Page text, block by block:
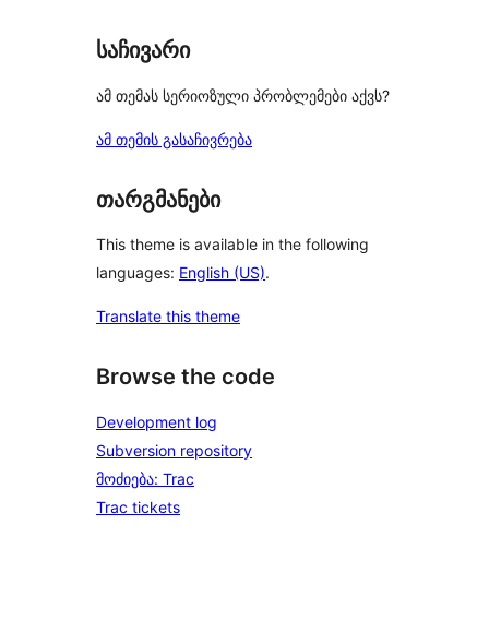
საჩივარი
ამ თემას სერიოზული პრობლემები აქვს?
ამ თემის გასაჩივრება
თარგმანები
This theme is available in the following
languages: English (US).
Translate this theme
Browse the code
Development log
Subversion repository
მოძიება: Trac
Trac tickets